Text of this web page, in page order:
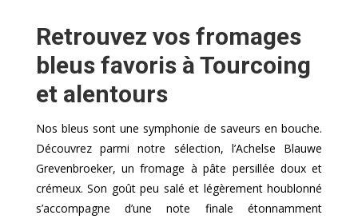
Retrouvez vos fromages
bleus favoris à Tourcoing
et alentours
Nos bleus sont une symphonie de saveurs en bouche.
Découvrez parmi notre sélection, l’Achelse Blauwe
Grevenbroeker, un fromage à pâte persillée doux et
crémeux. Son goût peu salé et légèrement houblonné
s’accompagne d’une note finale étonnamment